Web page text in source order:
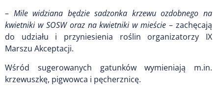
– Mile widziana będzie sadzonka krzewu ozdobnego na
kwietniki w SOSW oraz na kwietniki w mieście – zachęcają
do udziału i przyniesienia roślin organizatorzy IX
Marszu Akceptacji.
Wśród sugerowanych gatunków wymieniają m.in.
krzewuszkę, pigwowca i pęcherznicę.